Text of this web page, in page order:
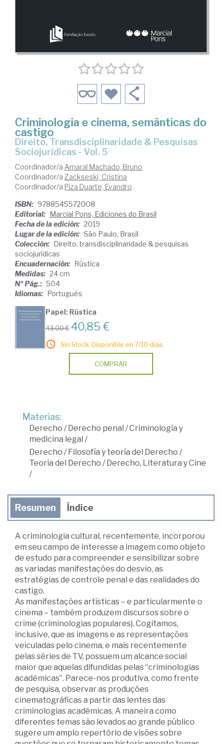
Criminologia e cinema, semânticas do
castigo
Direito, Transdisciplinaridade & Pesquisas
Sociojurídicas - Vol. 5
Coordinador/a Amaral Machado, Bruno
Coordinador/a Zackseski, Cristina
Coordinador/a Piza Duarte, Evandro
ISBN: 9788545572008
Editorial: Marcial Pons, Ediciones do Brasil
Fecha de la edición: 2019
Lugar de la edición: São Paulo. Brasil
Colección: Direito, transdisciplinaridade & pesquisas
sociojurídicas
Encuadernación: Rústica
Medidas: 24 cm
Nº Pág.: 504
Idiomas: Portugués
Papel: Rústica
43,00 € 40,85 €
Sin Stock. Disponible en 7/10 días.
COMPRAR
Materias:
Derecho /Derecho penal /Criminología y
medicina legal /
Derecho /Filosofía y teoría del Derecho /
Teoría del Derecho /Derecho, Literatura y Cine
/
Resumen Índice
A criminologia cultural, recentemente, incorporou
em seu campo de interesse a imagem como objeto
de estudo para compreender e sensibilizar sobre
as variadas manifestações do desvio, as
estratégias de controle penal e das realidades do
castigo.
As manifestações artísticas – e particularmente o
cinema – também produzem discursos sobre o
crime (criminologias populares). Cogitamos,
inclusive, que as imagens e as representações
veiculadas pelo cinema, e mais recentemente
pelas séries de TV, possuem um alcance social
maior que aquelas difundidas pelas “criminologias
acadêmicas”. Parece-nos produtiva, como frente
de pesquisa, observar as produções
cinematográficas a partir das lentes das
criminologias acadêmicas. A maneira como
diferentes temas são levados ao grande público
sugere um amplo repertório de visões sobre